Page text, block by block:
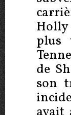
plus
de
son